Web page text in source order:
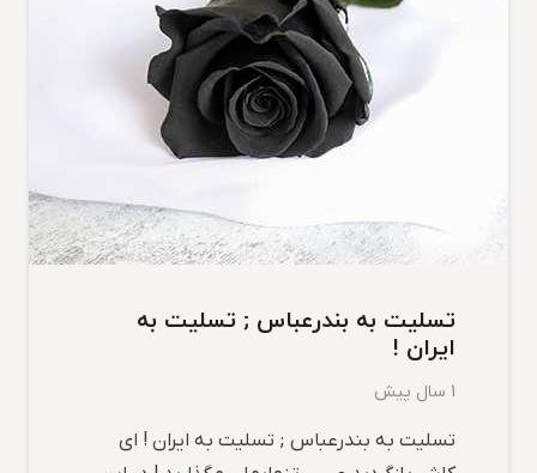
تسلیت به بندرعباس ; تسلیت به
ایران !
1 سال پیش
تسلیت به بندرعباس ; تسلیت به ایران ! ای